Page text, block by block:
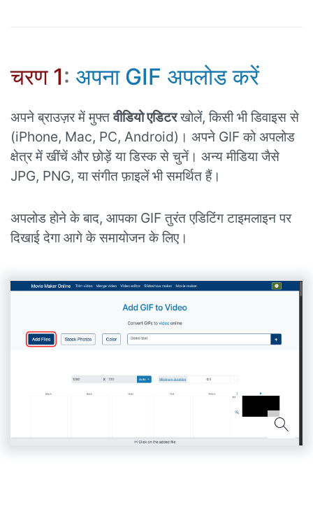
चरण 1: अपना GIF अपलोड करें
अपने ब्राउज़र में मुफ्तवीडियो एडिटरखोलें, किसी भी डिवाइस से
(iPhone, Mac, PC, Android)। अपने GIF को अपलोड
क्षेत्र में खींचें और छोड़ें या डिस्क से चुनें। अन्य मीडिया जैसे
JPG, PNG, या संगीत फ़ाइलें भी समर्थित हैं।
अपलोड होने के बाद, आपका GIF तुरंत एडिटिंग टाइमलाइन पर
दिखाई देगा आगे के समायोजन के लिए।